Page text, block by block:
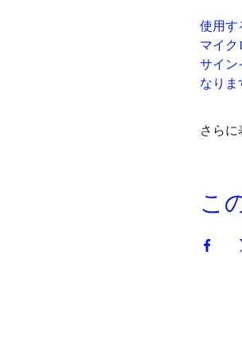
使用す
マイク
サイン
なりま
さらに
こ